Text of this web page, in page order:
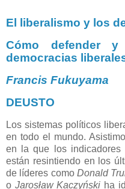
El liberalismo y los
Cómo defender y
democracias
Francis Fukuyama
DEUSTO
Los sistemas políticos
en todo el mundo.
en la que los indicadores
están resintiendo en los
de líderes como Donald
o Jarosław Kaczyński ha